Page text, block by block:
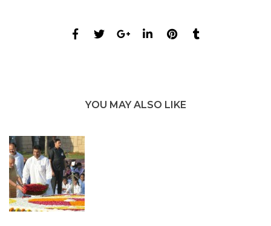
YOU MAY ALSO LIKE